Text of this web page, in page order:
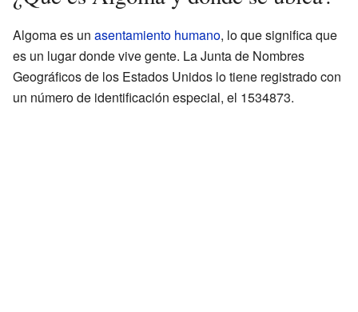
Algoma es un asentamiento humano, lo que significa que
es un lugar donde vive gente. La Junta de Nombres
Geográficos de los Estados Unidos lo tiene registrado con
un número de identificación especial, el 1534873.